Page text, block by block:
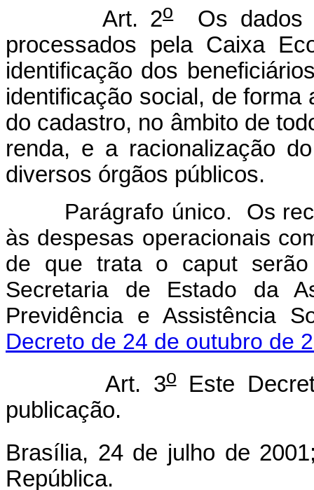
Art. 2oOs dados
processados pela Caixa
identificação dos
identificação social, de
do cadastro, no âmbito de
renda, e a racionalização
diversos órgãos públicos.
Parágrafo único. Os
às despesas operacionais
de que trata o caput
Secretaria de Estado da
Previdência e Assistência
Decreto de 24 de outubro de
Art. 3oEste
publicação.
Brasília, 24 de julho de
República.